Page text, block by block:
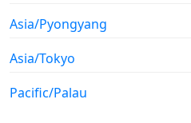
Asia/Pyongyang
Asia/Tokyo
Pacific/Palau